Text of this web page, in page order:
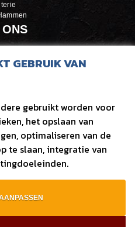
Zee
de jaren heen
GEBRUIK VAN
gebruikt worden voor
het opslaan van
optimaliseren van de
te slaan, integratie van